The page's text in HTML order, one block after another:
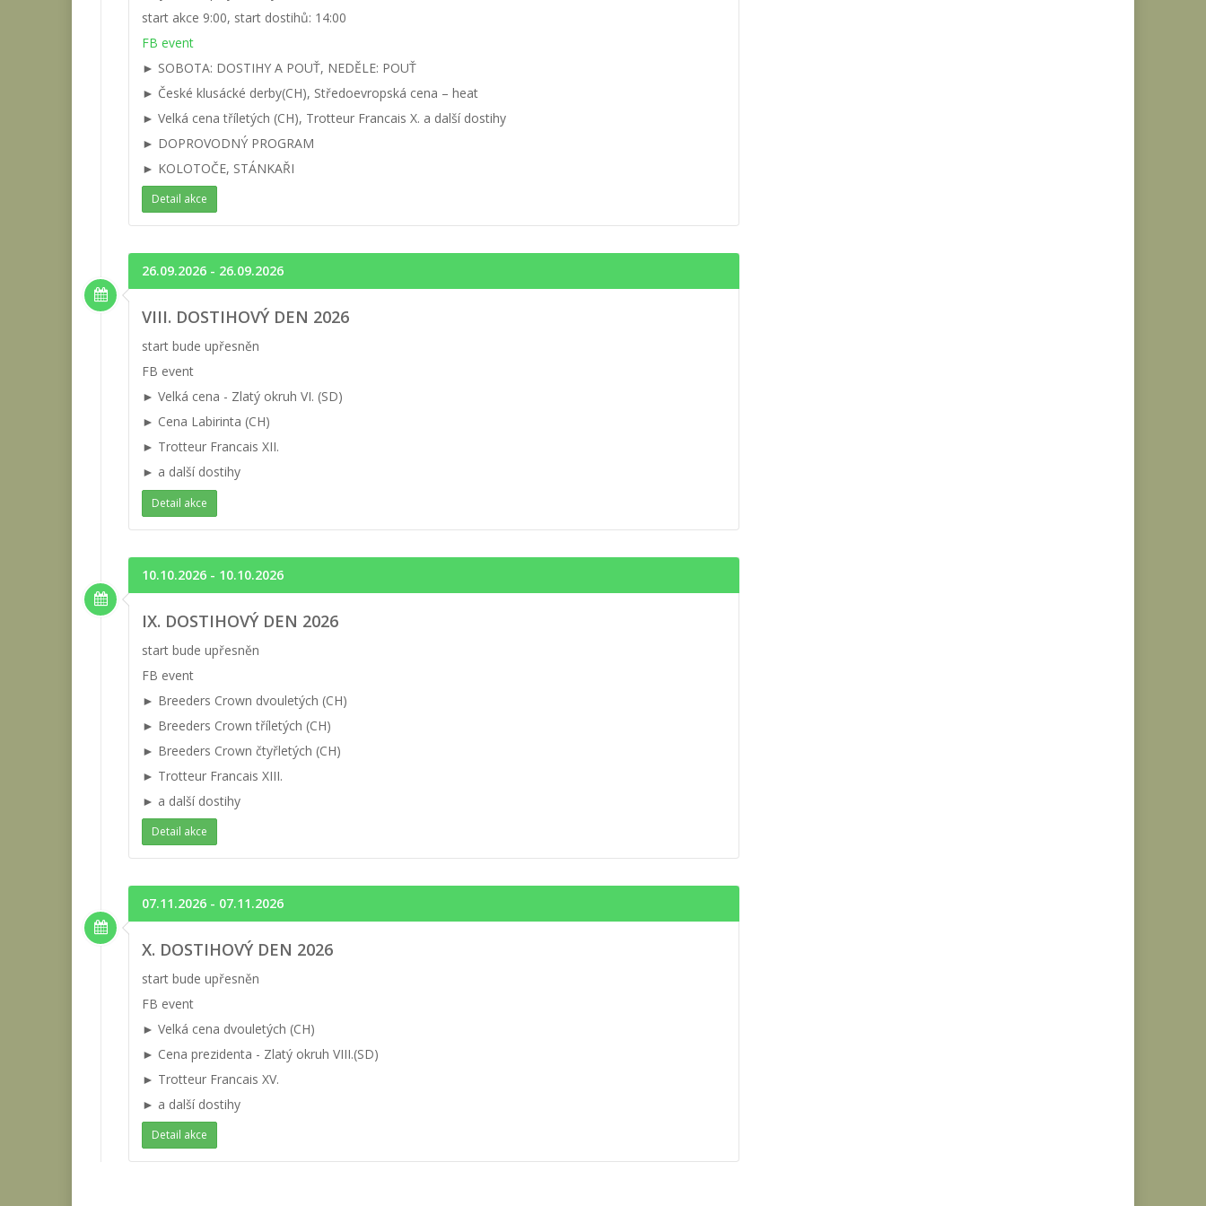
start akce 9:00, start dostihů: 14:00
FB event
► SOBOTA: DOSTIHY A POUŤ, NEDĚLE: POUŤ
► České klusácké derby(CH), Středoevropská cena – heat
► Velká cena tříletých (CH), Trotteur Francais X. a další dostihy
► DOPROVODNÝ PROGRAM
► KOLOTOČE, STÁNKAŘI
Detail akce
26.09.2026 - 26.09.2026
VIII. DOSTIHOVÝ DEN 2026
start bude upřesněn
FB event
► Velká cena - Zlatý okruh VI. (SD)
► Cena Labirinta (CH)
► Trotteur Francais XII.
► a další dostihy
Detail akce
10.10.2026 - 10.10.2026
IX. DOSTIHOVÝ DEN 2026
start bude upřesněn
FB event
► Breeders Crown dvouletých (CH)
► Breeders Crown tříletých (CH)
► Breeders Crown čtyřletých (CH)
► Trotteur Francais XIII.
► a další dostihy
Detail akce
07.11.2026 - 07.11.2026
X. DOSTIHOVÝ DEN 2026
start bude upřesněn
FB event
► Velká cena dvouletých (CH)
► Cena prezidenta - Zlatý okruh VIII.(SD)
► Trotteur Francais XV.
► a další dostihy
Detail akce